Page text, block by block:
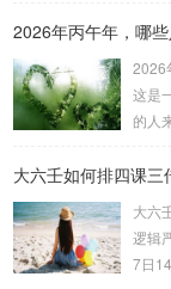
吉。
口
吉：
亡：
2026年丙午年，哪
2026
这是
的人
理：
26年
火”
运
大六壬如何排四课
大六
逻辑
7日